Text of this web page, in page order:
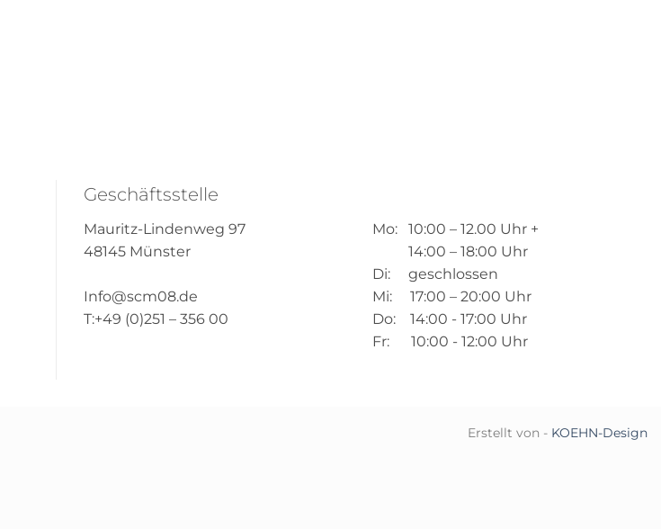
Geschäftsstelle
Mauritz-Lindenweg 97
48145 Münster
Info@scm08.de
T:+49 (0)251 – 356 00
Mo: 10:00 – 12.00 Uhr +
14:00 – 18:00 Uhr
Di: geschlossen
Mi: 17:00 – 20:00 Uhr
Do: 14:00 - 17:00 Uhr
Fr: 10:00 - 12:00 Uhr
Erstellt von - KOEHN-Design